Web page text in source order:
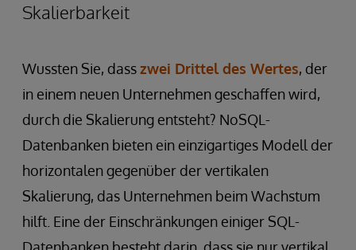
Skalierbarkeit
Wussten Sie, dasszwei Drittel des Wertes, der
in einem neuen Unternehmen geschaffen wird,
durch die Skalierung entsteht? NoSQL-
Datenbanken bieten ein einzigartiges Modell der
horizontalen gegenüber der vertikalen
Skalierung, das Unternehmen beim Wachstum
hilft. Eine der Einschränkungen einiger SQL-